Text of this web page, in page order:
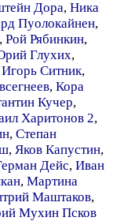
Дора, Ника
Пуолокайнен,
, Рой Рябинкин,
Глухих,
Игорь Ситник,
, Кора
Кучер,
Харитонов 2,
, Степан
, Яков Капустин,
Дейс, Иван
, Мартина
Маштаков,
Мухин Псков